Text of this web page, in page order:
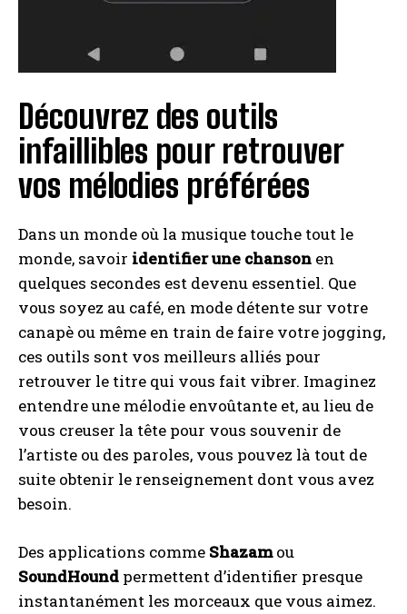
Découvrez des outils
infaillibles pour retrouver
vos mélodies préférées
Dans un monde où la musique touche tout le
monde, savoir identifier une chanson en
quelques secondes est devenu essentiel. Que
vous soyez au café, en mode détente sur votre
canapè ou même en train de faire votre jogging,
ces outils sont vos meilleurs alliés pour
retrouver le titre qui vous fait vibrer. Imaginez
entendre une mélodie envoûtante et, au lieu de
vous creuser la tête pour vous souvenir de
l’artiste ou des paroles, vous pouvez là tout de
suite obtenir le renseignement dont vous avez
besoin.
Des applications comme Shazamou
SoundHound permettent d’identifier presque
instantanément les morceaux que vous aimez.